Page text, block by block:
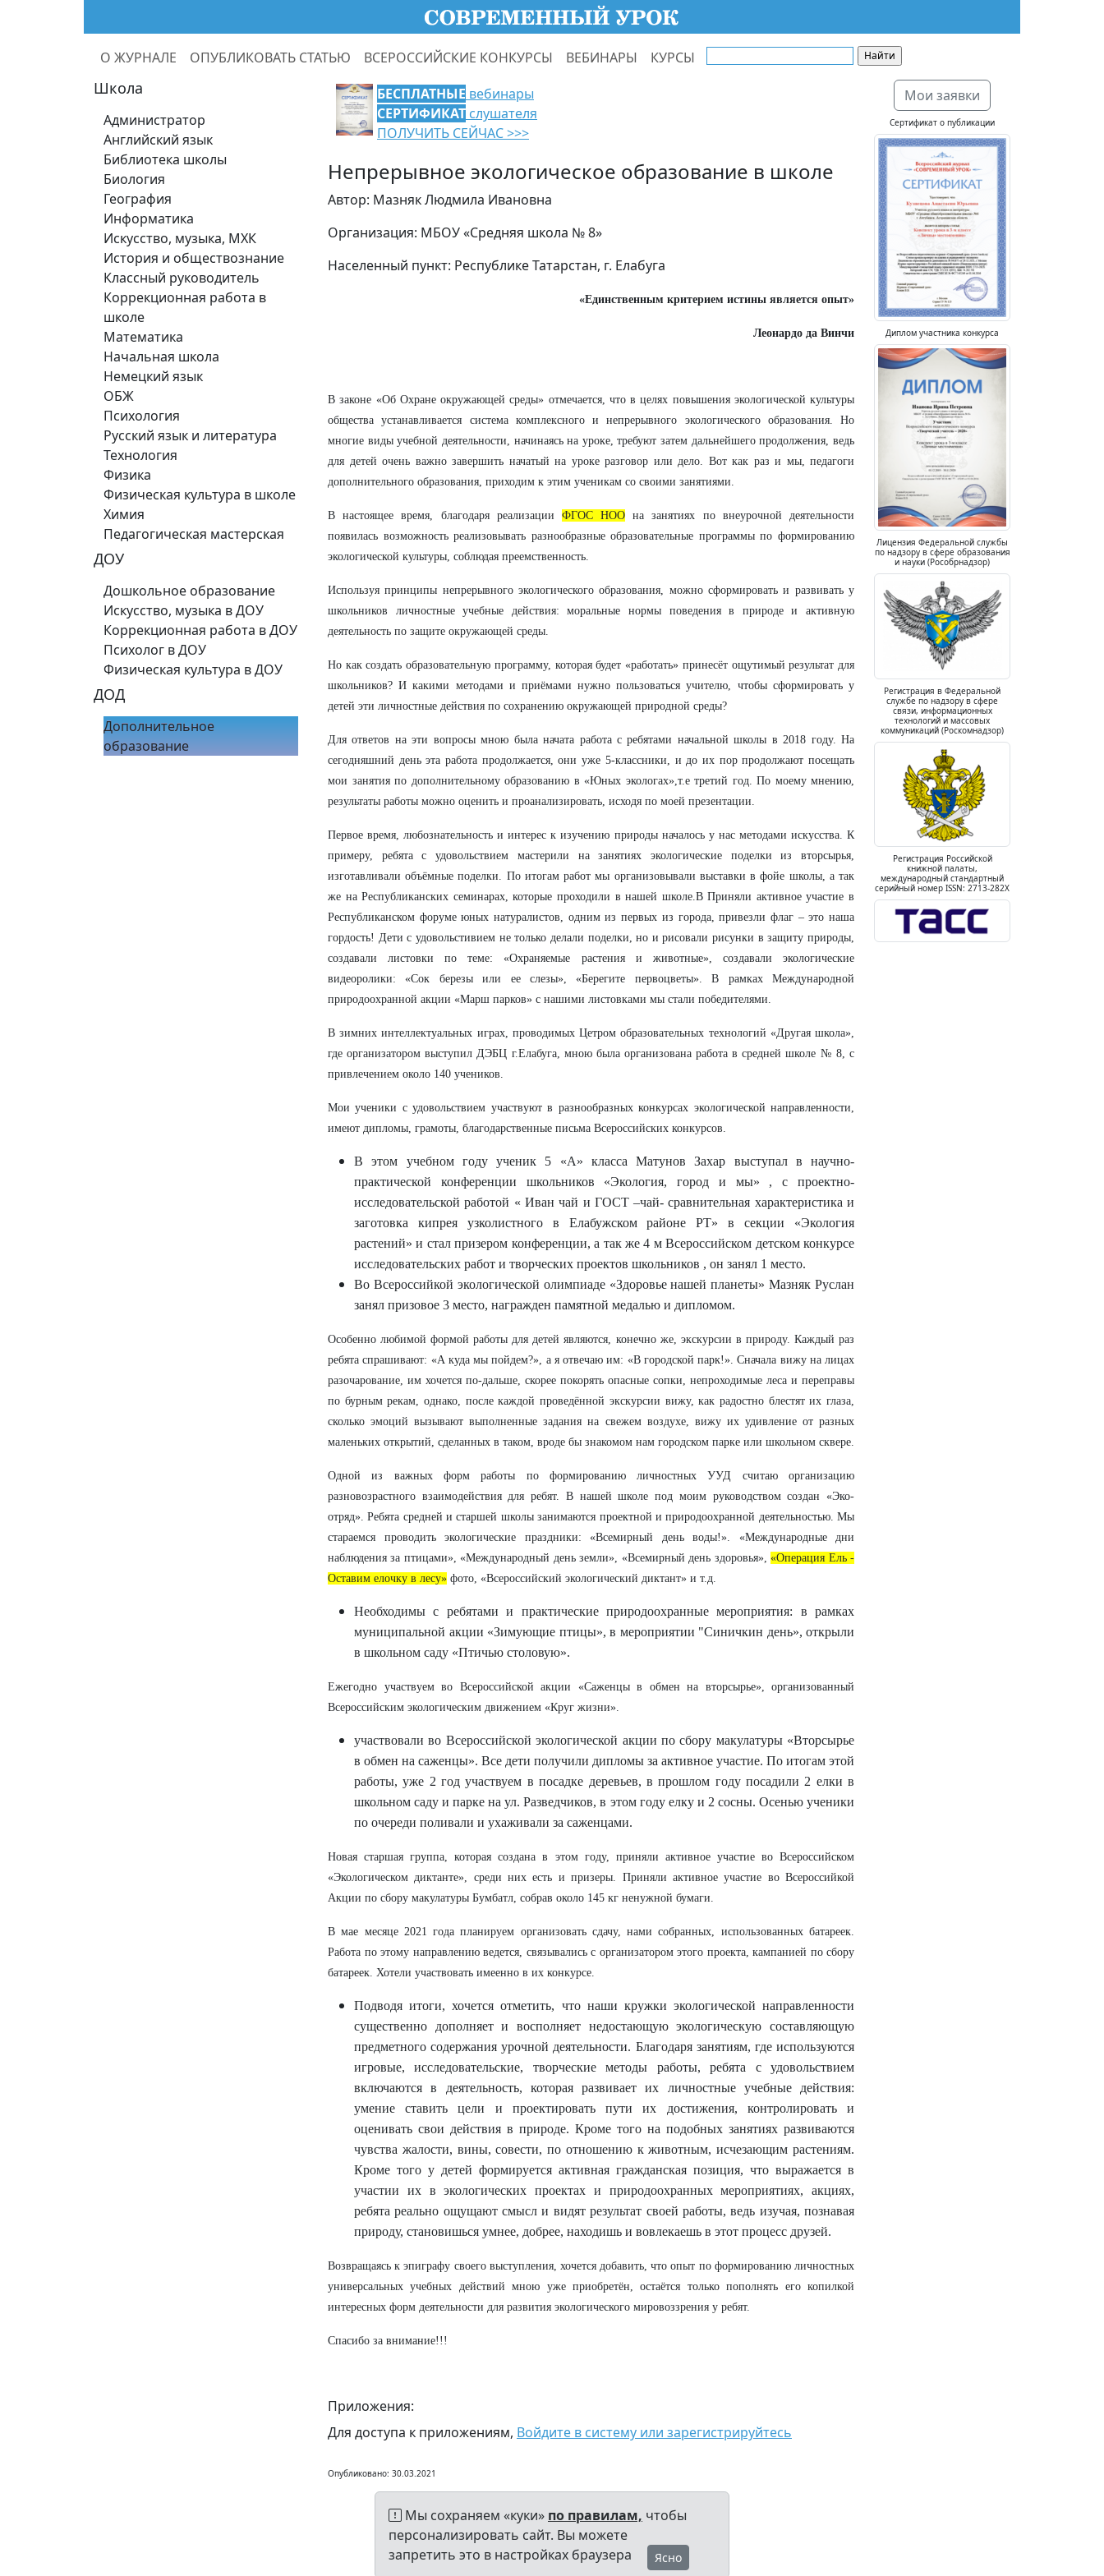
О ЖУРНАЛЕ ОПУБЛИКОВАТЬ СТАТЬЮ ВСЕРОССИЙСКИЕ КОНКУРСЫ ВЕБИНАРЫ КУРСЫ
Школа
Администратор
Английский язык
Библиотека школы
Биология
География
Информатика
Искусство, музыка, МХК
История и обществознание
Классный руководитель
Коррекционная работа в
школе
Математика
Начальная школа
Немецкий язык
ОБЖ
Психология
Русский язык и литература
Технология
Физика
Физическая культура в школе
Химия
Педагогическая мастерская
ДОУ
Дошкольное образование
Искусство, музыка в ДОУ
Коррекционная работа в ДОУ
Психолог в ДОУ
Физическая культура в ДОУ
ДОД
Дополнительное
образование
БЕСПЛАТНЫЕ вебинары
СЕРТИФИКАТ слушателя
ПОЛУЧИТЬ СЕЙЧАС >>>
Непрерывное экологическое образование в школе
Автор: Мазняк Людмила Ивановна
Организация: МБОУ «Средняя школа № 8»
Населенный пункт: Республике Татарстан, г. Елабуга
«Единственным критерием истины является опыт»
Леонардо да Винчи
В законе «Об Охране окружающей среды» отмечается, что в целях повышения экологической культуры
общества устанавливается система комплексного и непрерывного экологического образования. Но
многие виды учебной деятельности, начинаясь на уроке, требуют затем дальнейшего продолжения, ведь
для детей очень важно завершить начатый на уроке разговор или дело. Вот как раз и мы, педагоги
дополнительного образования, приходим к этим ученикам со своими занятиями.
В настоящее время, благодаря реализации ФГОС НОО на занятиях по внеурочной деятельности
появилась возможность реализовывать разнообразные образовательные программы по формированию
экологической культуры, соблюдая преемственность.
Используя принципы непрерывного экологического образования, можно сформировать и развивать у
школьников личностные учебные действия: моральные нормы поведения в природе и активную
деятельность по защите окружающей среды.
Но как создать образовательную программу, которая будет «работать» принесёт ощутимый результат для
школьников? И какими методами и приёмами нужно пользоваться учителю, чтобы сформировать у
детей эти личностные действия по сохранению окружающей природной среды?
Для ответов на эти вопросы мною была начата работа с ребятами начальной школы в 2018 году. На
сегодняшний день эта работа продолжается, они уже 5-классники, и до их пор продолжают посещать
мои занятия по дополнительному образованию в «Юных экологах»,т.е третий год. По моему мнению,
результаты работы можно оценить и проанализировать, исходя по моей презентации.
Первое время, любознательность и интерес к изучению природы началось у нас методами искусства. К
примеру, ребята с удовольствием мастерили на занятиях экологические поделки из вторсырья,
изготавливали объёмные поделки. По итогам работ мы организовывали выставки в фойе школы, а так
же на Республиканских семинарах, которые проходили в нашей школе.В Приняли активное участие в
Республиканском форуме юных натуралистов, одним из первых из города, привезли флаг – это наша
гордость! Дети с удовольстивием не только делали поделки, но и рисовали рисунки в защиту природы,
создавали листовки по теме: «Охраняемые растения и животные», создавали экологические
видеоролики: «Сок березы или ее слезы», «Берегите первоцветы». В рамках Международной
природоохранной акции «Марш парков» с нашими листовками мы стали победителями.
В зимних интеллектуальных играх, проводимых Цетром образовательных технологий «Другая школа»,
где организатором выступил ДЭБЦ г.Елабуга, мною была организована работа в средней школе № 8, с
привлечением около 140 учеников.
Мои ученики с удовольствием участвуют в разнообразных конкурсах экологической направленности,
имеют дипломы, грамоты, благодарственные письма Всероссийских конкурсов.
В этом учебном году ученик 5 «А» класса Матунов Захар выступал в научно-
практической конференции школьников «Экология, город и мы» , с проектно-
исследовательской работой « Иван чай и ГОСТ –чай- сравнительная характеристика и
заготовка кипрея узколистного в Елабужском районе РТ» в секции «Экология
растений» и стал призером конференции, а так же 4 м Всероссийском детском конкурсе
исследовательских работ и творческих проектов школьников , он занял 1 место.
Во Всероссийкой экологической олимпиаде «Здоровье нашей планеты» Мазняк Руслан
занял призовое 3 место, награжден памятной медалью и дипломом.
Особенно любимой формой работы для детей являются, конечно же, экскурсии в природу. Каждый раз
ребята спрашивают: «А куда мы пойдем?», а я отвечаю им: «В городской парк!». Сначала вижу на лицах
разочарование, им хочется по-дальше, скорее покорять опасные сопки, непроходимые леса и переправы
по бурным рекам, однако, после каждой проведённой экскурсии вижу, как радостно блестят их глаза,
сколько эмоций вызывают выполненные задания на свежем воздухе, вижу их удивление от разных
маленьких открытий, сделанных в таком, вроде бы знакомом нам городском парке или школьном сквере.
Одной из важных форм работы по формированию личностных УУД считаю организацию
разновозрастного взаимодействия для ребят. В нашей школе под моим руководством создан «Эко-
отряд». Ребята средней и старшей школы занимаются проектной и природоохранной деятельностью. Мы
стараемся проводить экологические праздники: «Всемирный день воды!». «Международные дни
наблюдения за птицами», «Международный день земли», «Всемирный день здоровья»,«Операция Ель -
Оставим елочку в лесу» фото, «Всероссийский экологический диктант» и т.д.
Необходимы с ребятами и практические природоохранные мероприятия: в рамках
муниципальной акции «Зимующие птицы», в мероприятии "Синичкин день», открыли
в школьном саду «Птичью столовую».
Ежегодно участвуем во Всероссийской акции «Саженцы в обмен на вторсырье», организованный
Всероссийским экологическим движением «Круг жизни».
участвовали во Всероссийской экологической акции по сбору макулатуры «Вторсырье
в обмен на саженцы». Все дети получили дипломы за активное участие. По итогам этой
работы, уже 2 год участвуем в посадке деревьев, в прошлом году посадили 2 елки в
школьном саду и парке на ул. Разведчиков, в этом году елку и 2 сосны. Осенью ученики
по очереди поливали и ухаживали за саженцами.
Новая старшая группа, которая создана в этом году, приняли активное участие во Всероссийском
«Экологическом диктанте», среди них есть и призеры. Приняли активное участие во Всероссийкой
Акции по сбору макулатуры Бумбатл, собрав около 145 кг ненужной бумаги.
В мае месяце 2021 года планируем организовать сдачу, нами собранных, использованных батареек.
Работа по этому направлению ведется, связывались с организатором этого проекта, кампанией по сбору
батареек. Хотели участвовать имеенно в их конкурсе.
Подводя итоги, хочется отметить, что наши кружки экологической направленности
существенно дополняет и восполняет недостающую экологическую составляющую
предметного содержания урочной деятельности. Благодаря занятиям, где используются
игровые, исследовательские, творческие методы работы, ребята с удовольствием
включаются в деятельность, которая развивает их личностные учебные действия:
умение ставить цели и проектировать пути их достижения, контролировать и
оценивать свои действия в природе. Кроме того на подобных занятиях развиваются
чувства жалости, вины, совести, по отношению к животным, исчезающим растениям.
Кроме того у детей формируется активная гражданская позиция, что выражается в
участии их в экологических проектах и природоохранных мероприятиях, акциях,
ребята реально ощущают смысл и видят результат своей работы, ведь изучая, познавая
природу, становишься умнее, добрее, находишь и вовлекаешь в этот процесс друзей.
Возвращаясь к эпиграфу своего выступления, хочется добавить, что опыт по формированию личностных
универсальных учебных действий мною уже приобретён, остаётся только пополнять его копилкой
интересных форм деятельности для развития экологического мировоззрения у ребят.
Спасибо за внимание!!!
Приложения:
Для доступа к приложениям, Войдите в систему или зарегистрируйтесь
Опубликовано: 30.03.2021
Мои заявки
Сертификат о публикации
Диплом участника конкурса
Лицензия Федеральной службы
по надзору в сфере образования
и науки (Рособрнадзор)
Регистрация в Федеральной
службе по надзору в сфере
связи, информационных
технологий и массовых
коммуникаций (Роскомнадзор)
Регистрация Российской
книжной палаты,
международный стандартный
серийный номер ISSN: 2713-282X
Мы сохраняем «куки» по правилам, чтобы
персонализировать сайт. Вы можете
запретить это в настройках браузера
Ясно